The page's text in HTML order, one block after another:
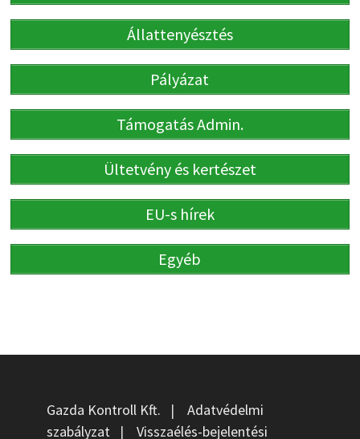
Állattenyésztés
Pályázat
Támogatás Admin.
Ültetvény és kertészet
EU-s hírek
Egyéb
Gazda Kontroll Kft. | Adatvédelmi
szabályzat | Visszaélés-bejelentési